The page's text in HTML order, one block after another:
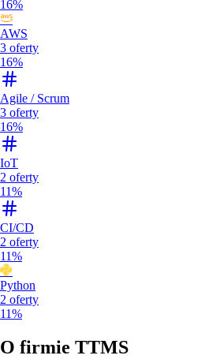
16%
AWS
3 oferty
16%
Agile / Scrum
3 oferty
16%
IoT
2 oferty
11%
CI/CD
2 oferty
11%
Python
2 oferty
11%
O firmie TTMS